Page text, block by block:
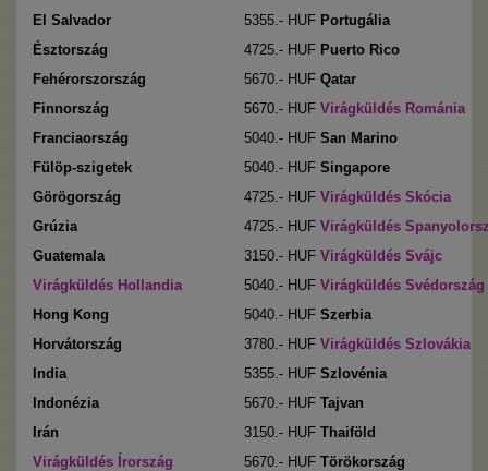
El Salvador
5355.- HUF
Észtország
4725.- HUF
Fehérorszország
5670.- HUF
Finnország
5670.- HUF
Franciaország
5040.- HUF
Fülöp-szigetek
5040.- HUF
Görögország
4725.- HUF
Grúzia
4725.- HUF
Guatemala
3150.- HUF
Virágküldés Hollandia 5040.- HUF
Hong Kong
5040.- HUF
Horvátország
3780.- HUF
India
5355.- HUF
Indonézia
5670.- HUF
Irán
3150.- HUF
Virágküldés Írország
5670.- HUF
Portugália
Puerto Rico
Qatar
Virágküldés Románia
San Marino
Singapore
Virágküldés Skócia
Virágküldés
Virágküldés Svájc
Virágküldés Svédország
Szerbia
Virágküldés Szlovákia
Szlovénia
Tajvan
Thaiföld
Törökország